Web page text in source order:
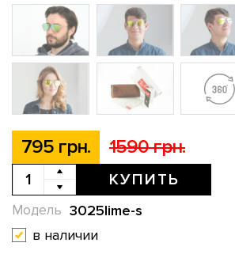
795 грн. 1590 грн.
КУПИТЬ
3025lime-s
Модель
в наличии